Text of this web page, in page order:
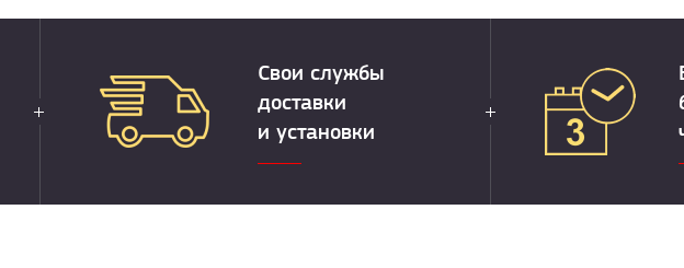
Свои службы
доставки
и установки